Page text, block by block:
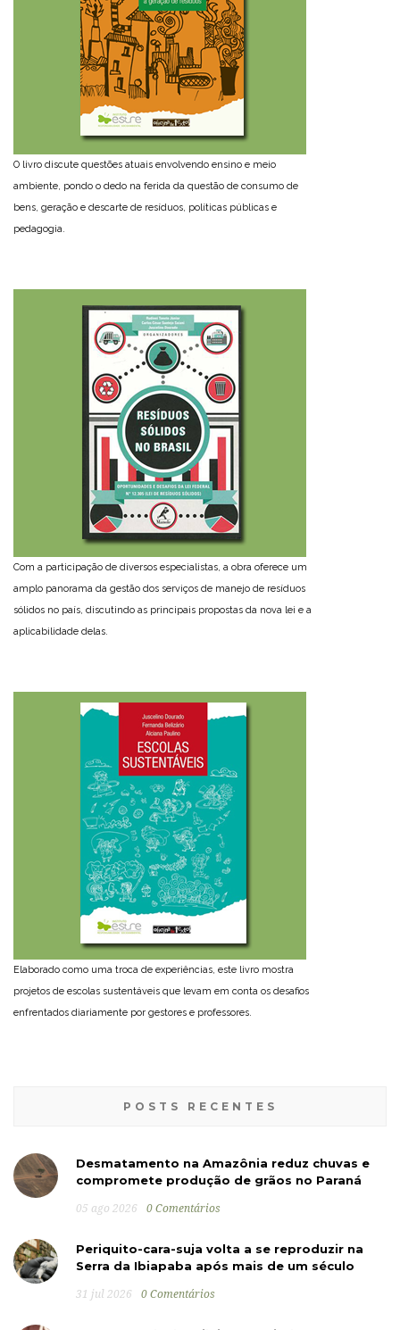
O livro discute questões atuais envolvendo ensino e meio
ambiente, pondo o dedo na ferida da questão de consumo de
bens, geração e descarte de resíduos, políticas públicas e
pedagogia.
Com a participação de diversos especialistas, a obra oferece um
amplo panorama da gestão dos serviços de manejo de resíduos
sólidos no país, discutindo as principais propostas da nova lei e a
aplicabilidade delas.
Elaborado como uma troca de experiências, este livro mostra
projetos de escolas sustentáveis que levam em conta os desafios
enfrentados diariamente por gestores e professores.
POSTS RECENTES
Desmatamento na Amazônia reduz chuvas e
compromete produção de grãos no Paraná
05 ago 2026 0 Comentários
Periquito-cara-suja volta a se reproduzir na
Serra da Ibiapaba após mais de um século
31 jul 2026 0 Comentários